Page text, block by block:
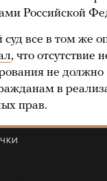
Российской
все в том же
, что отсутствие
не должно
в
прав.